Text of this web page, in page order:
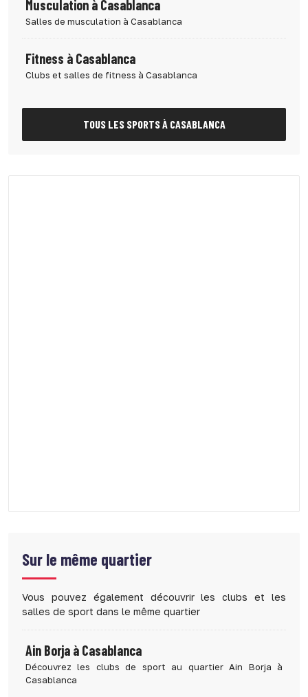
Musculation à Casablanca
Salles de musculation à Casablanca
Fitness à Casablanca
Clubs et salles de fitness à Casablanca
TOUS LES SPORTS À CASABLANCA
Sur le même quartier
Vous pouvez également découvrir les clubs et les
salles de sport dans le même quartier
Ain Borja à Casablanca
Découvrez les clubs de sport au quartier Ain Borja à
Casablanca